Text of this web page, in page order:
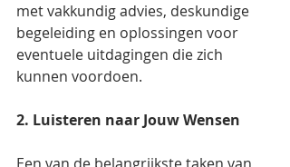
met vakkundig advies, deskundige
begeleiding en oplossingen voor
eventuele uitdagingen die zich
kunnen voordoen.
2. Luisteren naar Jouw Wensen